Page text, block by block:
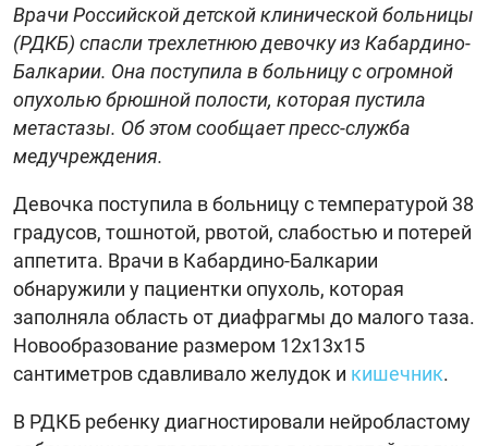
Врачи Российской детской клинической больницы
(РДКБ) спасли трехлетнюю девочку из Кабардино-
Балкарии. Она поступила в больницу с огромной
опухолью брюшной полости, которая пустила
метастазы. Об этом сообщает пресс-служба
медучреждения.
Девочка поступила в больницу с температурой 38
градусов, тошнотой, рвотой, слабостью и потерей
аппетита. Врачи в Кабардино-Балкарии
обнаружили у пациентки опухоль, которая
заполняла область от диафрагмы до малого таза.
Новообразование размером 12х13х15
сантиметров сдавливало желудок и кишечник.
В РДКБ ребенку диагностировали нейробластому